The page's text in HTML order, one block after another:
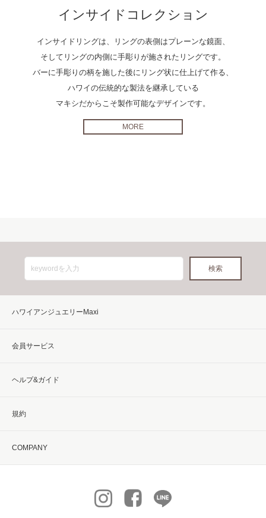
インサイドコレクション
インサイドリングは、リングの表側はプレーンな鏡面、
そしてリングの内側に手彫りが施されたリングです。
バーに手彫りの柄を施した後にリング状に仕上げて作る、
ハワイの伝統的な製法を継承している
マキシだからこそ製作可能なデザインです。
MORE
ハワイアンジュエリーMaxi
会員サービス
ヘルプ&ガイド
規約
COMPANY